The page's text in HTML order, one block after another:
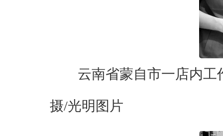
云南省蒙自市一店内工
摄/光明图片